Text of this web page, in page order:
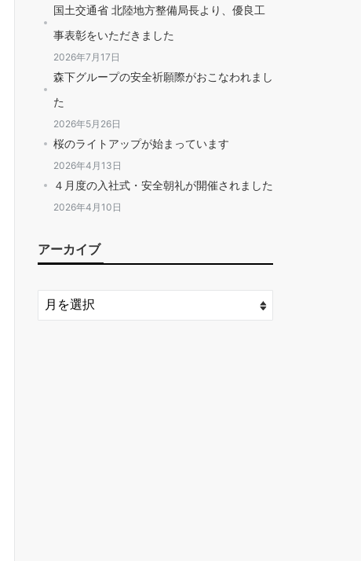
国土交通省 北陸地方整備局長より、優良工
事表彰をいただきました
2026年7月17日
森下グループの安全祈願際がおこなわれまし
た
2026年5月26日
桜のライトアップが始まっています
2026年4月13日
４月度の入社式・安全朝礼が開催されました
2026年4月10日
アーカイブ